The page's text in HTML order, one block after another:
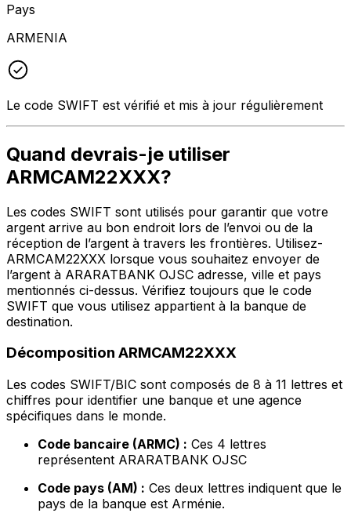
Pays
ARMENIA
Le code SWIFT est vérifié et mis à jour régulièrement
Quand devrais-je utiliser
ARMCAM22XXX?
Les codes SWIFT sont utilisés pour garantir que votre
argent arrive au bon endroit lors de l’envoi ou de la
réception de l’argent à travers les frontières. Utilisez-
ARMCAM22XXX lorsque vous souhaitez envoyer de
l’argent à ARARATBANK OJSC adresse, ville et pays
mentionnés ci-dessus. Vérifiez toujours que le code
SWIFT que vous utilisez appartient à la banque de
destination.
Décomposition ARMCAM22XXX
Les codes SWIFT/BIC sont composés de 8 à 11 lettres et
chiffres pour identifier une banque et une agence
spécifiques dans le monde.
Code bancaire (ARMC) : Ces 4 lettres
représentent ARARATBANK OJSC
Code pays (AM) : Ces deux lettres indiquent que le
pays de la banque est Arménie.